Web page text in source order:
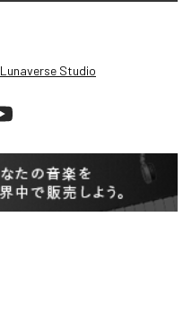
Lunaverse Studio